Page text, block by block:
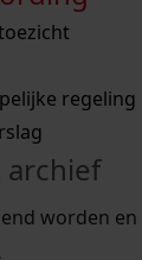
weg met een
weg met een
regeling
worden
zoektips